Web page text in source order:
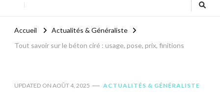
Accueil
Actualités & Généraliste
Tout savoir sur le béton ciré : usage, pose, prix, finitions
UPDATED ON AOÛT 4, 2025 ACTUALITÉS & GÉNÉRALISTE